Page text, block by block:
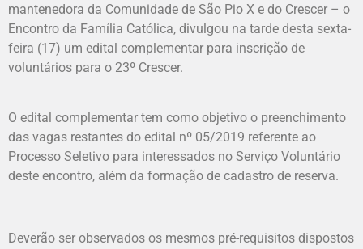
mantenedora da Comunidade de São Pio X e do Crescer – o
Encontro da Família Católica, divulgou na tarde desta sexta-
feira (17) um edital complementar para inscrição de
voluntários para o 23º Crescer.
O edital complementar tem como objetivo o preenchimento
das vagas restantes do edital nº 05/2019 referente ao
Processo Seletivo para interessados no Serviço Voluntário
deste encontro, além da formação de cadastro de reserva.
Deverão ser observados os mesmos pré-requisitos dispostos